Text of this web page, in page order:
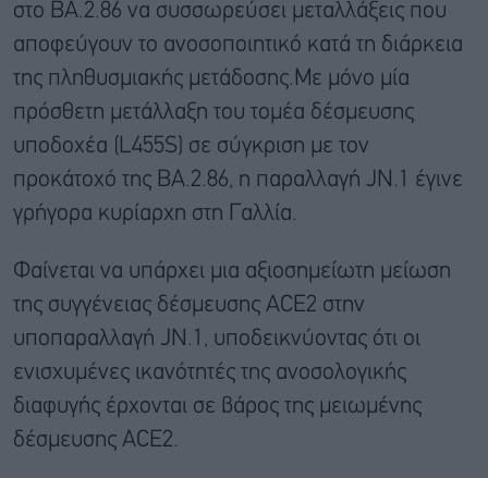
στο BA.2.86 να συσσωρεύσει μεταλλάξεις που
αποφεύγουν το ανοσοποιητικό κατά τη διάρκεια
της πληθυσμιακής μετάδοσης.Με μόνο μία
πρόσθετη μετάλλαξη του τομέα δέσμευσης
υποδοχέα (L455S) σε σύγκριση με τον
προκάτοχό της BA.2.86, η παραλλαγή JN.1 έγινε
γρήγορα κυρίαρχη στη Γαλλία.
Φαίνεται να υπάρχει μια αξιοσημείωτη μείωση
της συγγένειας δέσμευσης ACE2 στην
υποπαραλλαγή JN.1, υποδεικνύοντας ότι οι
ενισχυμένες ικανότητές της ανοσολογικής
διαφυγής έρχονται σε βάρος της μειωμένης
δέσμευσης ACE2.